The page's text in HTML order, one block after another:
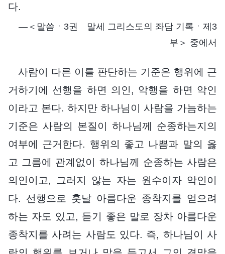
다.
―＜말씀ㆍ3권 말세 그리스도의 좌담 기록ㆍ제3
부＞ 중에서
사람이 다른 이를 판단하는 기준은 행위에 근
거하기에 선행을 하면 의인, 악행을 하면 악인
이라고 본다. 하지만 하나님이 사람을 가늠하는
기준은 사람의 본질이 하나님께 순종하는지의
여부에 근거한다. 행위의 좋고 나쁨과 말의 옳
고 그름에 관계없이 하나님께 순종하는 사람은
의인이고, 그러지 않는 자는 원수이자 악인이
다. 선행으로 훗날 아름다운 종착지를 얻으려
하는 자도 있고, 듣기 좋은 말로 장차 아름다운
종착지를 사려는 사람도 있다. 즉, 하나님이 사